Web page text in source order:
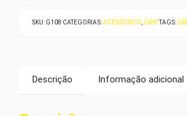
SKU: G108 CATEGORIAS:ACESSÓRIOS, GRIPTAGS:
Descrição Informação adicional